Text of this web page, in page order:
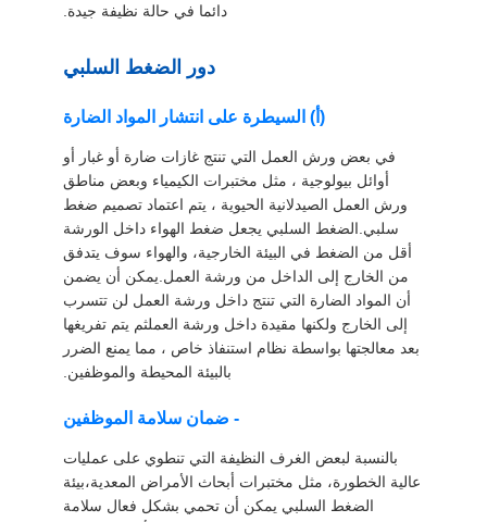
دائما في حالة نظيفة جيدة.
دور الضغط السلبي
(أ) السيطرة على انتشار المواد الضارة
في بعض ورش العمل التي تنتج غازات ضارة أو غبار أو
أوائل بيولوجية ، مثل مختبرات الكيمياء وبعض مناطق
ورش العمل الصيدلانية الحيوية ، يتم اعتماد تصميم ضغط
سلبي.الضغط السلبي يجعل ضغط الهواء داخل الورشة
أقل من الضغط في البيئة الخارجية، والهواء سوف يتدفق
من الخارج إلى الداخل من ورشة العمل.يمكن أن يضمن
أن المواد الضارة التي تنتج داخل ورشة العمل لن تتسرب
إلى الخارج ولكنها مقيدة داخل ورشة العملثم يتم تفريغها
بعد معالجتها بواسطة نظام استنفاذ خاص ، مما يمنع الضرر
بالبيئة المحيطة والموظفين.
- ضمان سلامة الموظفين
بالنسبة لبعض الغرف النظيفة التي تنطوي على عمليات
عالية الخطورة، مثل مختبرات أبحاث الأمراض المعدية،بيئة
الضغط السلبي يمكن أن تحمي بشكل فعال سلامة